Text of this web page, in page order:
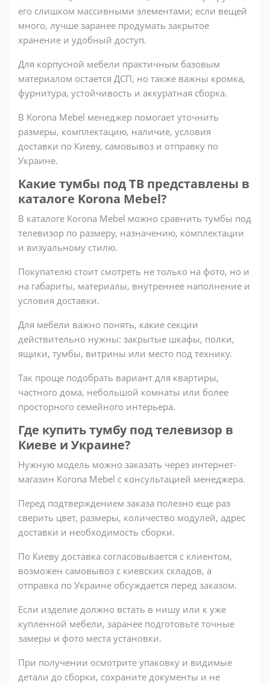
его слишком массивными элементами; если вещей
много, лучше заранее продумать закрытое
хранение и удобный доступ.
Для корпусной мебели практичным базовым
материалом остается ДСП, но также важны кромка,
фурнитура, устойчивость и аккуратная сборка.
В Korona Mebel менеджер помогает уточнить
размеры, комплектацию, наличие, условия
доставки по Киеву, самовывоз и отправку по
Украине.
Какие тумбы под ТВ представлены в
каталоге Korona Mebel?
В каталоге Korona Mebel можно сравнить тумбы под
телевизор по размеру, назначению, комплектации
и визуальному стилю.
Покупателю стоит смотреть не только на фото, но и
на габариты, материалы, внутреннее наполнение и
условия доставки.
Для мебели важно понять, какие секции
действительно нужны: закрытые шкафы, полки,
ящики, тумбы, витрины или место под технику.
Так проще подобрать вариант для квартиры,
частного дома, небольшой комнаты или более
просторного семейного интерьера.
Где купить тумбу под телевизор в
Киеве и Украине?
Нужную модель можно заказать через интернет-
магазин Korona Mebel с консультацией менеджера.
Перед подтверждением заказа полезно еще раз
сверить цвет, размеры, количество модулей, адрес
доставки и необходимость сборки.
По Киеву доставка согласовывается с клиентом,
возможен самовывоз с киевских складов, а
отправка по Украине обсуждается перед заказом.
Если изделие должно встать в нишу или к уже
купленной мебели, заранее подготовьте точные
замеры и фото места установки.
При получении осмотрите упаковку и видимые
детали до сборки, сохраните документы и не